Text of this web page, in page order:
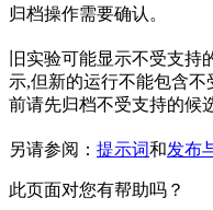
归档操作需要确认。
旧实验可能显示不受支
示,但新的运行不能包含
前请先归档不受支持的候
另请参阅： 提示词和发布
此页面对您有帮助吗？